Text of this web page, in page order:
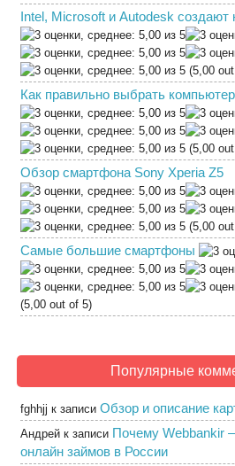
Intel, Microsoft и Autodesk создают
(5,00
Как правильно выбрать
(5,00
Обзор смартфона Sony Xperia Z5
(5,00
Самые большие смартфоны
(5,00 out of 5)
Популярные
fghhjj к записи Обзор и описание
Андрей к записи Почему Webbankir
онлайн займов в России